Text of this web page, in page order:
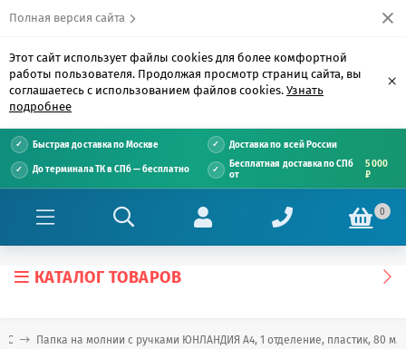
Полная версия сайта
Этот сайт использует файлы cookies для более комфортной
работы пользователя. Продолжая просмотр страниц сайта, вы
соглашаетесь с использованием файлов cookies. Узнать
подробнее
×
Быстрая доставка по Москве Доставка по всей России
До терминала ТК в СПб — бесплатно
Бесплатная доставка по СПб
от
5 000
₽
0
КАТАЛОГ ТОВАРОВ
С Папка на молнии с ручками ЮНЛАНДИЯ А4, 1 отделение, пластик, 80